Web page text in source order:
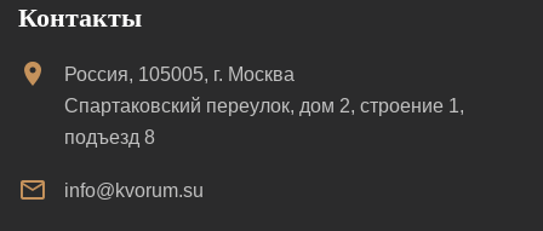
Контакты
Россия, 105005, г. Москва
Спартаковский переулок, дом 2, строение 1,
подъезд 8
info@kvorum.su